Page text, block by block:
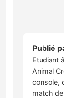
Publié
Etudiant
Animal
console,
match